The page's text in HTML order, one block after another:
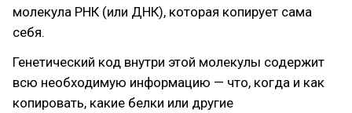
молекула РНК (или ДНК), которая копирует сама
себя.
Генетический код внутри этой молекулы содержит
всю необходимую информацию — что, когда и как
копировать, какие белки или другие